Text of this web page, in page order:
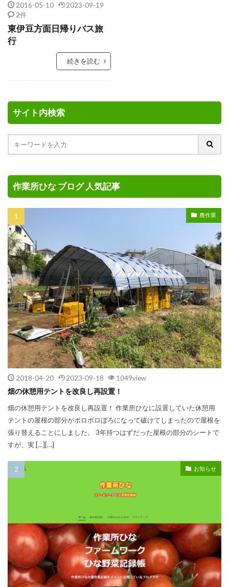
2016-05-10
2023-09-19
2件
東伊豆方面日帰りバス旅
行
続きを読む
サイト内検索
作業所ひな ブログ 人気記事
農作業
2018-04-20 2023-09-18 1049view
畑の休憩用テントを改良し再設置！
畑の休憩用テントを改良し再設置！ 作業所ひなに設置していた休憩用
テントの屋根の部分がボロボロぼろになって破けてしまったので屋根を
張り替えることにしました。 3年持つはずだった屋根の部分のシートで
すが、実 […][…]
お知らせ